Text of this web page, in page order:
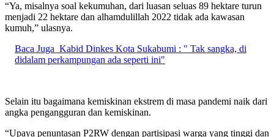
“Ya, misalnya soal kekumuhan, dari luasan seluas 89 hektare turun
menjadi 22 hektare dan alhamdulillah 2022 tidak ada kawasan
kumuh,” ulasnya.
Baca Juga Kabid Dinkes Kota Sukabumi : " Tak sangka, di
didalam perkampungan ada seperti ini"
Selain itu bagaimana kemiskinan ekstrem di masa pandemi naik dari
angka pengangguran dan kemiskinan.
“Upaya penuntasan P2RW dengan partisipasi warga yang tinggi dan